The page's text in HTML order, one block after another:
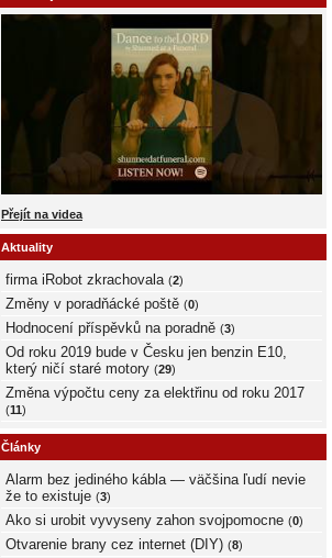
Přejít na videa
Aktuality
firma iRobot zkrachovala (2)
Změny v poradňácké poště (0)
Hodnocení příspěvků na poradně (3)
Od roku 2019 bude v Česku jen benzin E10,
který ničí staré motory (29)
Změna výpočtu ceny za elektřinu od roku 2017
(11)
Články
Alarm bez jediného kábla — väčšina ľudí nevie
že to existuje (3)
Ako si urobit vyvyseny zahon svojpomocne (0)
Otvarenie brany cez internet (DIY) (8)